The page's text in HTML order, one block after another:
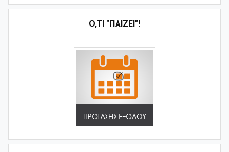
Ό,ΤΙ "ΠΑΊΖΕΙ"!